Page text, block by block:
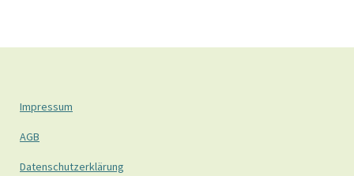
Impressum
AGB
Datenschutzerklärung